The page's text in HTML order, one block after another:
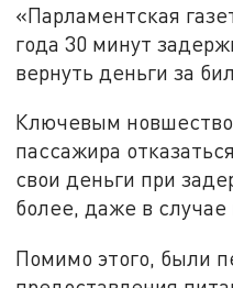
«Парламентская
года 30 минут
вернуть деньги за
Ключевым
пассажира
свои деньги при
более, даже в случае
Помимо этого, были